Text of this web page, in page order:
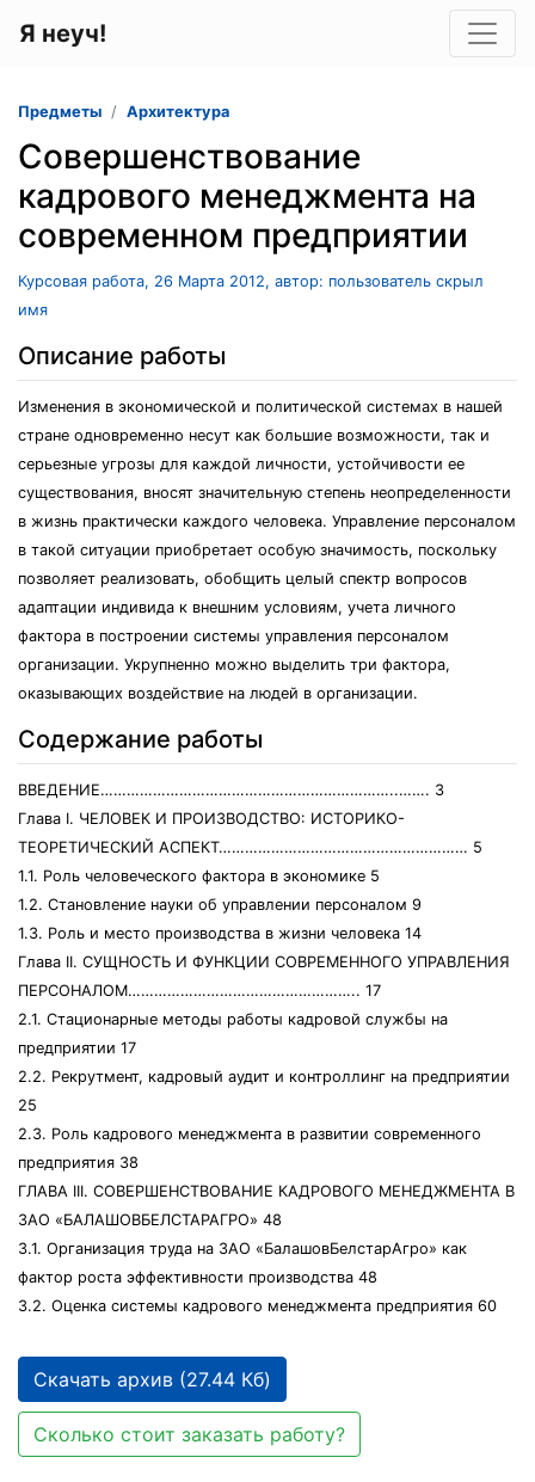
Я неуч!
Предметы Архитектура
Совершенствование
кадрового менеджмента на
современном предприятии
Курсовая работа, 26 Марта 2012, автор: пользователь скрыл
имя
Описание работы
Изменения в экономической и политической системах в нашей
стране одновременно несут как большие возможности, так и
серьезные угрозы для каждой личности, устойчивости ее
существования, вносят значительную степень неопределенности
в жизнь практически каждого человека. Управление персоналом
в такой ситуации приобретает особую значимость, поскольку
позволяет реализовать, обобщить целый спектр вопросов
адаптации индивида к внешним условиям, учета личного
фактора в построении системы управления персоналом
организации. Укрупненно можно выделить три фактора,
оказывающих воздействие на людей в организации.
Содержание работы
ВВЕДЕНИЕ…………………………………………………………..……. 3
Глава I. ЧЕЛОВЕК И ПРОИЗВОДСТВО: ИСТОРИКО-
ТЕОРЕТИЧЕСКИЙ АСПЕКТ………………………………………………… 5
1.1. Роль человеческого фактора в экономике 5
1.2. Становление науки об управлении персоналом 9
1.3. Роль и место производства в жизни человека 14
Глава II. СУЩНОСТЬ И ФУНКЦИИ СОВРЕМЕННОГО УПРАВЛЕНИЯ
ПЕРСОНАЛОМ…………………………………………….. 17
2.1. Стационарные методы работы кадровой службы на
предприятии 17
2.2. Рекрутмент, кадровый аудит и контроллинг на предприятии
25
2.3. Роль кадрового менеджмента в развитии современного
предприятия 38
ГЛАВА III. СОВЕРШЕНСТВОВАНИЕ КАДРОВОГО МЕНЕДЖМЕНТА В
ЗАО «БАЛАШОВБЕЛСТАРАГРО» 48
3.1. Организация труда на ЗАО «БалашовБелстарАгро» как
фактор роста эффективности производства 48
3.2. Оценка системы кадрового менеджмента предприятия 60
Скачать архив (27.44 Кб)
Сколько стоит заказать работу?